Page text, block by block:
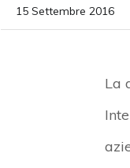
15 Settembre 2016
La